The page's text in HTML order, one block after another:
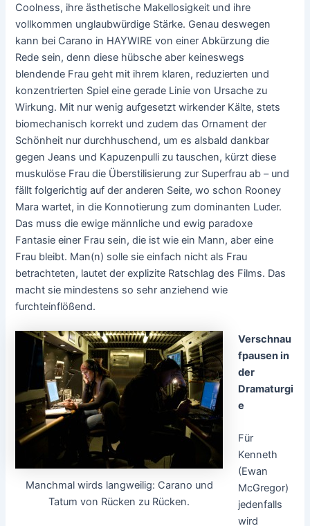
Coolness, ihre ästhetische Makellosigkeit und ihre
vollkommen unglaubwürdige Stärke. Genau deswegen
kann bei Carano in HAYWIRE von einer Abkürzung die
Rede sein, denn diese hübsche aber keineswegs
blendende Frau geht mit ihrem klaren, reduzierten und
konzentrierten Spiel eine gerade Linie von Ursache zu
Wirkung. Mit nur wenig aufgesetzt wirkender Kälte, stets
biomechanisch korrekt und zudem das Ornament der
Schönheit nur durchhuschend, um es alsbald dankbar
gegen Jeans und Kapuzenpulli zu tauschen, kürzt diese
muskulöse Frau die Überstilisierung zur Superfrau ab – und
fällt folgerichtig auf der anderen Seite, wo schon Rooney
Mara wartet, in die Konnotierung zum dominanten Luder.
Das muss die ewige männliche und ewig paradoxe
Fantasie einer Frau sein, die ist wie ein Mann, aber eine
Frau bleibt. Man(n) solle sie einfach nicht als Frau
betrachteten, lautet der explizite Ratschlag des Films. Das
macht sie mindestens so sehr anziehend wie
furchteinflößend.
Manchmal wirds langweilig: Carano und
Tatum von Rücken zu Rücken.
Verschnau
fpausen in
der
Dramaturgi
e
Für
Kenneth
(Ewan
McGregor)
jedenfalls
wird